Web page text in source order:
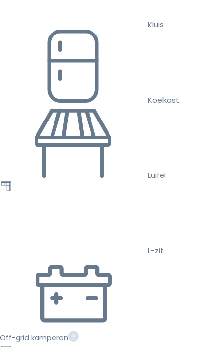
Kluis
Koelkast
Luifel
L-zit
Off-grid kamperen